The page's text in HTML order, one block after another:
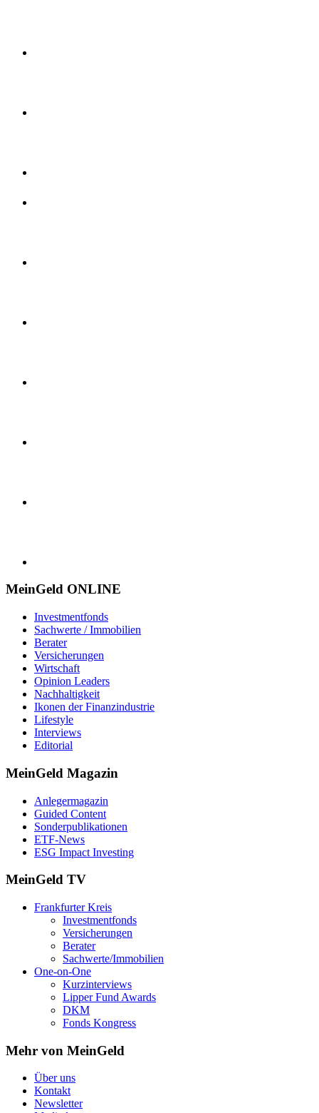
MeinGeld ONLINE
Investmentfonds
Sachwerte / Immobilien
Berater
Versicherungen
Wirtschaft
Opinion Leaders
Nachhaltigkeit
Ikonen der Finanzindustrie
Lifestyle
Interviews
Editorial
MeinGeld Magazin
Anlegermagazin
Guided Content
Sonderpublikationen
ETF-News
ESG Impact Investing
MeinGeld TV
Frankfurter Kreis
Investmentfonds
Versicherungen
Berater
Sachwerte/Immobilien
One-on-One
Kurzinterviews
Lipper Fund Awards
DKM
Fonds Kongress
Mehr von MeinGeld
Über uns
Kontakt
Newsletter